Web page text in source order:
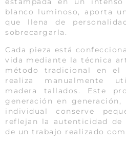
blanco luminoso, aporta
que llena de
sobrecargarla.
Cada pieza está
vida mediante la técnica
método tradicional en el
realiza manualmente
madera tallados. Este
generación en
individual conserve
reflejan la autenticidad
de un trabajo realizado